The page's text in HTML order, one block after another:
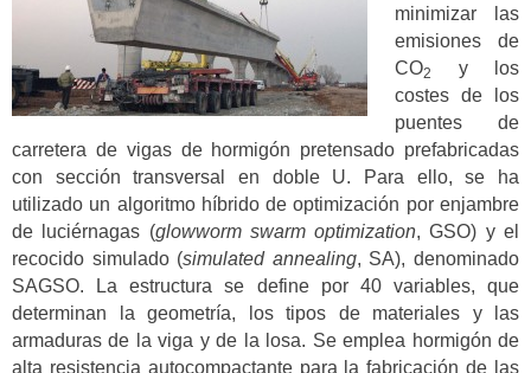
minimizar las
emisiones de
CO2
y los
costes de los
puentes de
carretera de vigas de hormigón pretensado prefabricadas
con sección transversal en doble U.
Para ello, se ha
utilizado un algoritmo híbrido de optimización por enjambre
de luciérnagas (glowworm swarm optimization, GSO) y el
recocido simulado (simulated annealing, SA), denominado
SAGSO. La estructura se define por 40 variables, que
determinan la geometría, los tipos de materiales y las
armaduras de la viga y de la losa. Se emplea hormigón de
alta resistencia autocompactante para la fabricación de las